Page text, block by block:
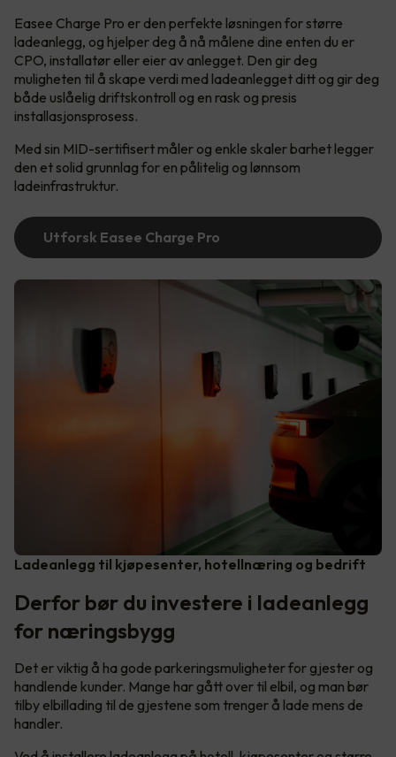
Easee Charge Pro er den perfekte løsningen for større
ladeanlegg, og hjelper deg å nå målene dine enten du er
CPO, installatør eller eier av anlegget. Den gir deg
muligheten til å skape verdi med ladeanlegget ditt og gir deg
både uslåelig driftskontroll og en rask og presis
installasjonsprosess.
Med sin MID-sertifisert måler og enkle skaler barhet legger
den et solid grunnlag for en pålitelig og lønnsom
ladeinfrastruktur.
Utforsk Easee Charge Pro
Ladeanlegg til kjøpesenter, hotellnæring og bedrift
Derfor bør du investere i ladeanlegg
for næringsbygg
Det er viktig å ha gode parkeringsmuligheter for gjester og
handlende kunder. Mange har gått over til elbil, og man bør
tilby elbillading til de gjestene som trenger å lade mens de
handler.